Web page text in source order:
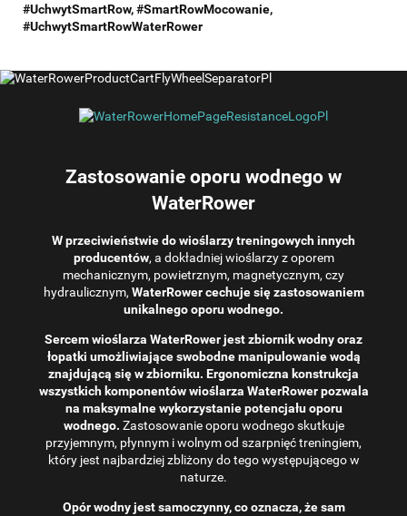
#UchwytSmartRow, #SmartRowMocowanie,
#UchwytSmartRowWaterRower
Zastosowanie oporu wodnego w
WaterRower
W przeciwieństwie do wioślarzy treningowych innych
producentów, a dokładniej wioślarzy z oporem
mechanicznym, powietrznym, magnetycznym, czy
hydraulicznym, WaterRower cechuje się zastosowaniem
unikalnego oporu wodnego.
Sercem wioślarza WaterRower jest zbiornik wodny oraz
łopatki umożliwiające swobodne manipulowanie wodą
znajdującą się w zbiorniku. Ergonomiczna konstrukcja
wszystkich komponentów wioślarza WaterRower pozwala
na maksymalne wykorzystanie potencjału oporu
wodnego. Zastosowanie oporu wodnego skutkuje
przyjemnym, płynnym i wolnym od szarpnięć treningiem,
który jest najbardziej zbliżony do tego występującego w
naturze.
Opór wodny jest samoczynny, co oznacza, że ​​sam